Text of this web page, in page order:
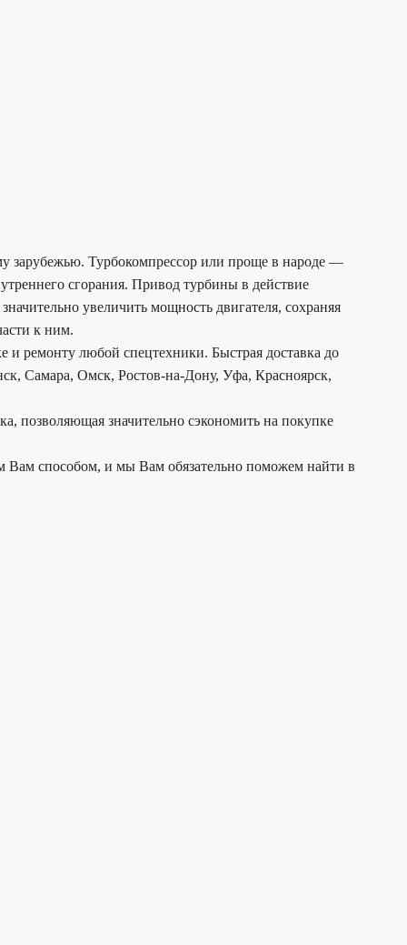
зарубежью. Турбокомпрессор или проще в народе —
сгорания. Привод турбины в действие
увеличить мощность двигателя, сохраняя
к ним.
и ремонту любой спецтехники. Быстрая доставка до
Самара, Омск, Ростов-на-Дону, Уфа, Красноярск,
позволяющая значительно сэкономить на покупке
способом, и мы Вам обязательно поможем найти в